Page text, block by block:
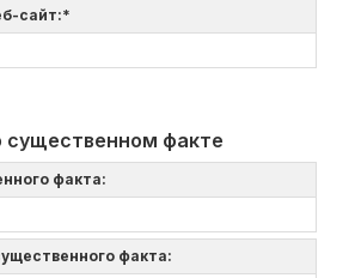
сайт:*
факте
факта:
факта: